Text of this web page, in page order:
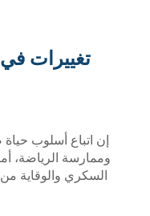
في أسلوب
حياة صحي، يشمل نظام
أمرٌ مهم جداً للتحكم
من مرض السكري من